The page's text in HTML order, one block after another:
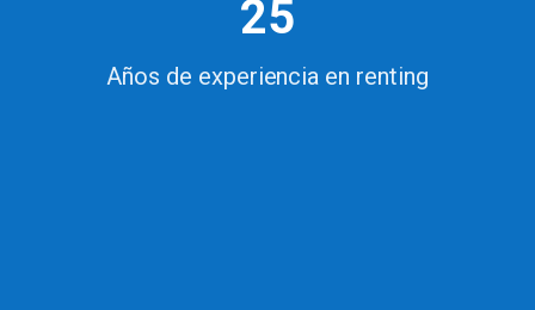
25
Años de experiencia en renting